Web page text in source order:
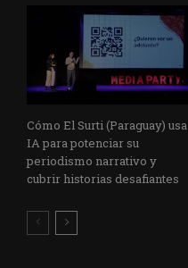
Cómo El Surti (Paraguay) usa
IA para potenciar su
periodismo narrativo y
cubrir historias desafiantes